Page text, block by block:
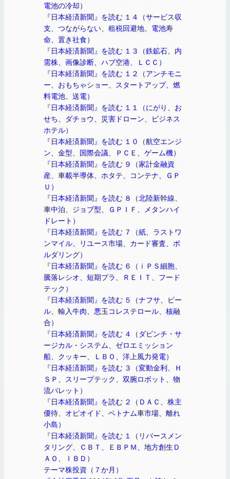
電池の冷却）
『日本経済新聞』を読む １４（サービス収
支、つながらない、租税回避地、電池寿
命、置き社食）
『日本経済新聞』を読む １３（鉄鉱石、内
需株、画像診断、ハブ空港、ＬＣＣ）
『日本経済新聞』を読む １２（アンチモニ
ー、おもちゃショー、スタートアップ、燃
料電池、送電）
『日本経済新聞』を読む １１（にがり、お
せち、ダチョウ、災害ドローン、ビジネス
ホテル）
『日本経済新聞』を読む １０（航空エンジ
ン、金型、国際会議、ＰＣＥ、ゲーム機）
『日本経済新聞』を読む ９（家計金融資
産、車載半導体、ホタテ、コンテナ、ＧＰ
Ｕ）
『日本経済新聞』を読む ８（北陸新幹線、
車中泊、ジョブ型、ＧＰＩＦ、メタンハイ
ドレート）
『日本経済新聞』を読む ７（紙、ラストワ
ンマイル、リユース市場、カード審査、ボ
ルダリング）
『日本経済新聞』を読む ６（ｉＰＳ細胞、
騰落レシオ、短期プラ、ＲＥＩＴ、フード
テック）
『日本経済新聞』を読む ５（ナフサ、ビー
ル、輸入牛肉、悪玉コレステロール、核融
合）
『日本経済新聞』を読む ４（ダビンチ・サ
ージカル・システム、ゼロエミッション
船、クッキー、ＬＢＯ、洋上風力発電）
『日本経済新聞』を読む ３（変動金利、Ｈ
ＳＰ、スリープテック、双腕ロボット、物
流パレット）
『日本経済新聞』を読む ２（ＤＡＣ、株主
優待、オピオイド、ベトナム車市場、離れ
小島）
『日本経済新聞』を読む １（リバースメン
タリング、ＣＢＴ、ＥＢＰＭ、地方創生Ｄ
ＡＯ、ＩＢＤ）
テーマ株投資（７か月）